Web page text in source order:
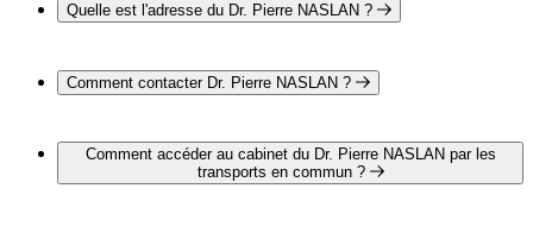
Quelle est l'adresse du Dr. Pierre NASLAN ?
Ophtamax 83470 SAINT MAXIMIN LA SAINTE BAUME
Comment contacter Dr. Pierre NASLAN ?
au 09 83 41 41 14.
Comment accéder au cabinet du Dr. Pierre NASLAN par les
transports en commun ?